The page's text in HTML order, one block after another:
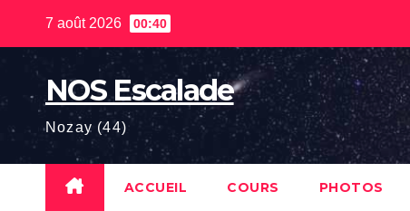
7 août 2026 00:40
NOS Escalade
Nozay (44)
ACCUEIL COURS PHOTOS